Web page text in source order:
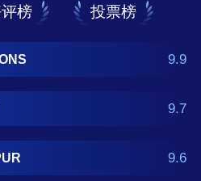
十名分别是席梦
、泰普
、海丝
、金可
、崔
果您正在查找高端床
床垫十大品牌榜单
致力于用最真实的
榜 投票榜
9.9
9.7
9.6